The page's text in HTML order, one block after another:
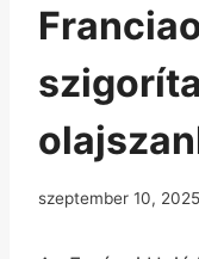
szeptember 10, 2025